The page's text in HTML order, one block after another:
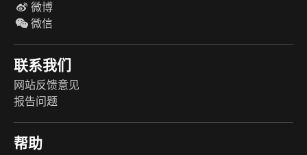
微博
微信
联系我们
网站反馈意见
报告问题
帮助